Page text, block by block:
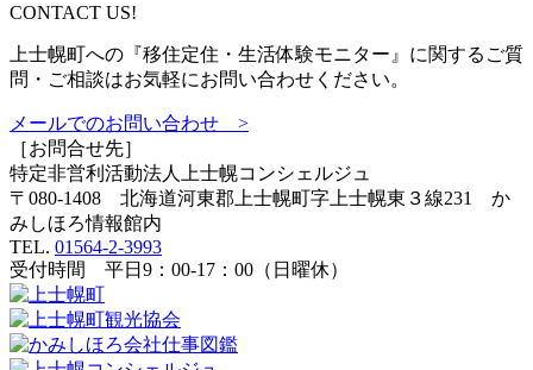
CONTACT US!
上士幌町への『移住定住・生活体験モニター』に関するご質
問・ご相談はお気軽にお問い合わせください。
メールでのお問い合わせ >
［お問合せ先］
特定非営利活動法人
上士幌コンシェルジュ
〒080-1408 北海道河東郡上士幌町字上士幌東３線231 か
みしほろ情報館内
TEL. 01564-2-3993
受付時間 平日9：00-17：00（日曜休）